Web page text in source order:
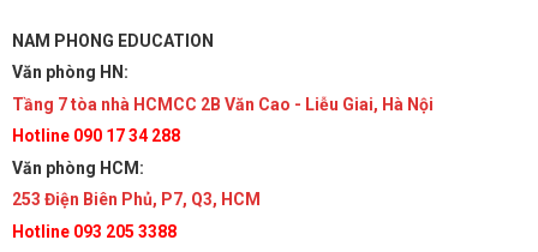
NAM PHONG EDUCATION
Văn phòng HN:
Tầng 7 tòa nhà HCMCC 2B Văn Cao - Liễu Giai, Hà Nội
Hotline 090 17 34 288
Văn phòng HCM:
253 Điện Biên Phủ, P7, Q3, HCM
Hotline 093 205 3388